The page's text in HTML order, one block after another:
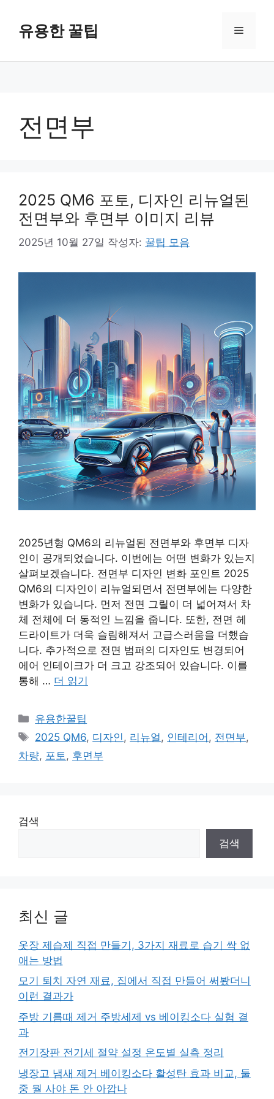
유용한 꿀팁 메
전면부
2025 QM6 포토, 디자인 리뉴얼된
전면부와 후면부 이미지 리뷰
2025년 10월 27일 작성자: 꿀팁 모음
2025년형 QM6의 리뉴얼된 전면부와 후면부 디자
인이 공개되었습니다. 이번에는 어떤 변화가 있는지
살펴보겠습니다. 전면부 디자인 변화 포인트 2025
QM6의 디자인이 리뉴얼되면서 전면부에는 다양한
변화가 있습니다. 먼저 전면 그릴이 더 넓어져서 차
체 전체에 더 동적인 느낌을 줍니다. 또한, 전면 헤
드라이트가 더욱 슬림해져서 고급스러움을 더했습
니다. 추가적으로 전면 범퍼의 디자인도 변경되어
에어 인테이크가 더 크고 강조되어 있습니다. 이를
통해 … 더 읽기
카
테
리
유용한꿀팁
태
그
2025 QM6, 디자인 , 리뉴얼 , 인테리어 , 전면부,
차량, 포토 , 후면부
검색
검색
최신 글
옷장 제습제 직접 만들기, 3가지 재료로 습기 싹 없
애는 방법
모기 퇴치 자연 재료, 집에서 직접 만들어 써봤더니
이런 결과가
주방 기름때 제거 주방세제 vs 베이킹소다 실험 결
과
전기장판 전기세 절약 설정 온도별 실측 정리
냉장고 냄새 제거 베이킹소다 활성탄 효과 비교, 둘
중 뭘 사야 돈 안 아깝나